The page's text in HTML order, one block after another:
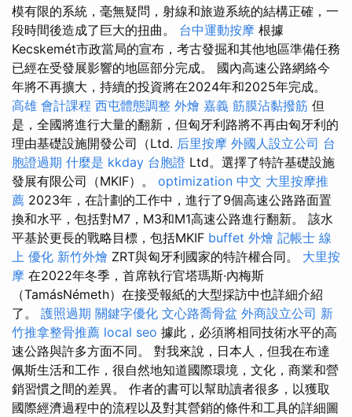
模有限的系統，毫無疑問，射線和旅遊系統的結構正確，一
段時間後造成了巨大的扭曲。 台中運動按摩 根據
Kecskemét市政當局的宣布，考古發掘和其他地區準備任務
已經在受發展影響的地區部分完成。 國內高速公路網絡今
年將不再擴大，持續的投資將在2024年和2025年完成。
高雄 會計課程 西屯體態調整 外燴 嘉義 筋膜沾黏撥筋 但
是，全國將進行大量的翻新，但匈牙利路將不再由匈牙利的
理由基礎設施開發公司（Ltd. 后里按摩 外國人設立公司 台
胞證過期 什麼是 kkday 台胞證 Ltd。選擇了特許基礎設施
發展有限公司（MKIF）。 optimization 中文 大里按摩推
薦 2023年，在計劃的工作中，進行了9個高速公路路面置
換和水平，包括對M7，M3和M1高速公路進行翻新。 該水
平基於更長的戰略目標，包括MKIF buffet 外燴 記帳士 線
上 優化 新竹外燴 ZRT與匈牙利國家的特許權合同。 大里按
摩 在2022年冬季，首席執行官塔瑪斯·內梅斯
（TamásNémeth）在接受報紙的大型採訪中也詳細介紹
了。 護照過期 關鍵字優化 文心路喬骨盆 外商設立公司 新
竹推拿整骨推薦 local seo 據此，必須將相同技術水平的高
速公路與許多方面不同。 對我來說，日本人，但我在布達
佩斯生活和工作，很自然地知道國際環境，文化，商業和營
銷習慣之間的差異。 作者的書可以幫助讀者很多，以獲取
國際經濟過程中的流程以及對其營銷的條件和工具的詳細圖